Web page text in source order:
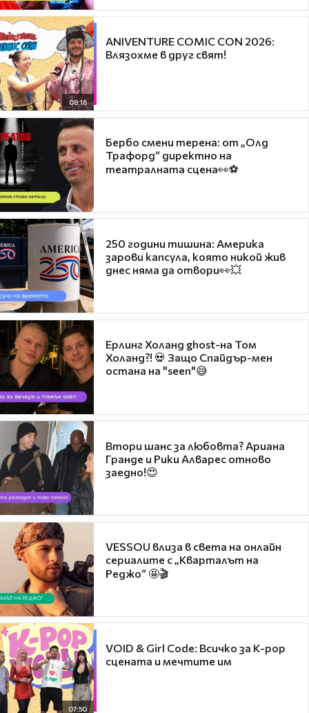
08:16
ANIVENTURE COMIC CON 2026:
Влязохме в друг свят!
Бербо смени терена: от „Олд
Трафорд“ директно на
театралната сцена👀⚽
250 години тишина: Америка
зарови капсула, която никой жив
днес няма да отвори👀💥
Ерлинг Холанд ghost-на Том
Холанд?! 💀 Защо Спайдър-мен
остана на "seen"😅
Втори шанс за любовта? Ариана
Гранде и Рики Алварес отново
заедно!😍
VESSOU влиза в света на онлайн
сериалите с „Кварталът на
Реджо“ 🤩🎬
07:50
VOID & Girl Code: Всичко за K-pop
сцената и мечтите им